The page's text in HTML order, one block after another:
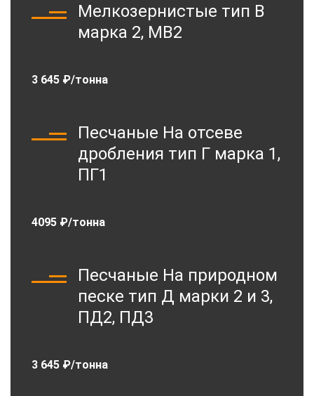
Мелкозернистые тип В
марка 2, МВ2
3 645 ₽/тонна
Песчаные На отсеве
дробления тип Г марка 1,
ПГ1
4095 ₽/тонна
Песчаные На природном
песке тип Д марки 2 и 3,
ПД2, ПД3
3 645 ₽/тонна